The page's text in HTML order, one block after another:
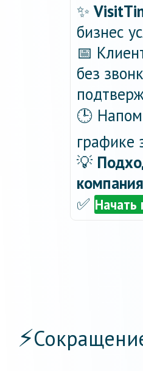
✨
бизнес
📅
без
🕒
графике
💡
✅ Начать
⚡